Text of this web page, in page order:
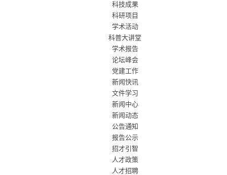
科技成果
科研项目
学术活动
科普大讲堂
学术报告
论坛峰会
党建工作
新闻快讯
文件学习
新闻中心
新闻动态
公告通知
报告公示
招才引智
人才政策
人才招聘